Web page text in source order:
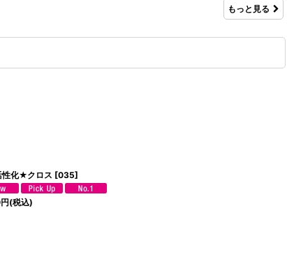
もっと見る
性化★クロス [035]
円(税込)